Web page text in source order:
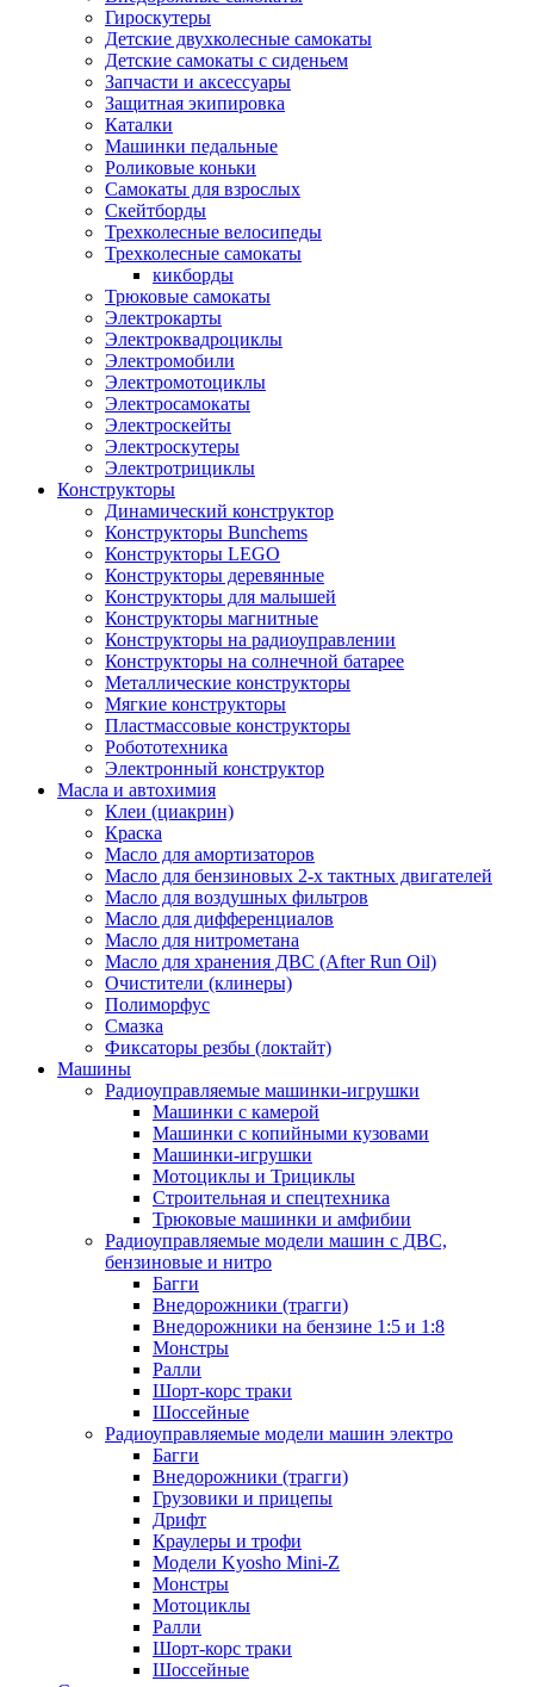
Гироскутеры
Детские двухколесные самокаты
Детские самокаты с сиденьем
Запчасти и аксессуары
Защитная экипировка
Каталки
Машинки педальные
Роликовые коньки
Самокаты для взрослых
Скейтборды
Трехколесные велосипеды
Трехколесные самокаты
кикборды
Трюковые самокаты
Электрокарты
Электроквадроциклы
Электромобили
Электромотоциклы
Электросамокаты
Электроскейты
Электроскутеры
Электротрициклы
Конструкторы
Динамический конструктор
Конструкторы Bunchems
Конструкторы LEGO
Конструкторы деревянные
Конструкторы для малышей
Конструкторы магнитные
Конструкторы на радиоуправлении
Конструкторы на солнечной батарее
Металлические конструкторы
Мягкие конструкторы
Пластмассовые конструкторы
Робототехника
Электронный конструктор
Масла и автохимия
Клеи (циакрин)
Краска
Масло для амортизаторов
Масло для бензиновых 2-х тактных двигателей
Масло для воздушных фильтров
Масло для дифференциалов
Масло для нитрометана
Масло для хранения ДВС (After Run Oil)
Очистители (клинеры)
Полиморфус
Смазка
Фиксаторы резбы (локтайт)
Машины
Радиоуправляемые машинки-игрушки
Машинки с камерой
Машинки с копийными кузовами
Машинки-игрушки
Мотоциклы и Трициклы
Строительная и спецтехника
Трюковые машинки и амфибии
Радиоуправляемые модели машин с ДВС,
бензиновые и нитро
Багги
Внедорожники (трагги)
Внедорожники на бензине 1:5 и 1:8
Монстры
Ралли
Шорт-корс траки
Шоссейные
Радиоуправляемые модели машин электро
Багги
Внедорожники (трагги)
Грузовики и прицепы
Дрифт
Краулеры и трофи
Модели Kyosho Mini-Z
Монстры
Мотоциклы
Ралли
Шорт-корс траки
Шоссейные